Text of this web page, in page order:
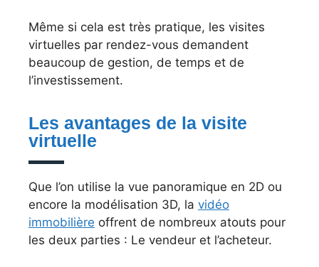
Même si cela est très pratique, les visites
virtuelles par rendez-vous demandent
beaucoup de gestion, de temps et de
l’investissement.
Les avantages de la visite
virtuelle
Que l’on utilise la vue panoramique en 2D ou
encore la modélisation 3D, la vidéo
immobilière offrent de nombreux atouts pour
les deux parties : Le vendeur et l’acheteur.